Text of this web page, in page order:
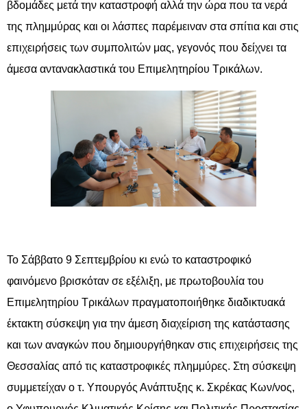
βδομάδες μετά την καταστροφή αλλά την ώρα που τα νερά
της πλημμύρας και οι λάσπες παρέμειναν στα σπίτια και στις
επιχειρήσεις των συμπολιτών μας, γεγονός που δείχνει τα
άμεσα αντανακλαστικά του Επιμελητηρίου Τρικάλων.
Το Σάββατο 9 Σεπτεμβρίου κι ενώ το καταστροφικό
φαινόμενο βρισκόταν σε εξέλιξη, με πρωτοβουλία του
Επιμελητηρίου Τρικάλων πραγματοποιήθηκε διαδικτυακά
έκτακτη σύσκεψη για την άμεση διαχείριση της κατάστασης
και των αναγκών που δημιουργήθηκαν στις επιχειρήσεις της
Θεσσαλίας από τις καταστροφικές πλημμύρες. Στη σύσκεψη
συμμετείχαν ο τ. Υπουργός Ανάπτυξης κ. Σκρέκας Κων/νος,